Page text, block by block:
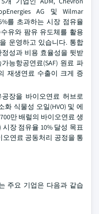
AG 및 Wilmar
를 초과하는 시장 점유율
유와 팜유 유도체를 활용
운영하고 있습니다. 통합
성과 비용 효율성을 뒷받
능항공연료(SAF) 원료 파
재생연료 수출이 크게 증
공장을 바이오연료 허브로
식물성 오일(HVO) 및 에
만 배럴의 바이오연료 생
장 점유율 10% 달성 목표
연료 공동처리 공정을 통
주요 기업은 다음과 같습